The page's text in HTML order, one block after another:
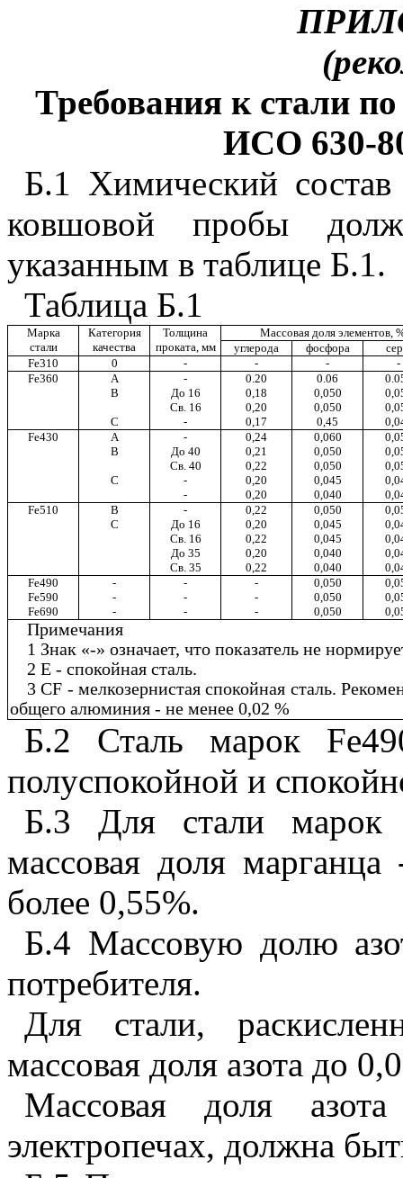
Требования к стали
ИСО 630-
Б.1 Химический
ковшовой пробы
указанным в таблице Б.1.
Таблица Б.1
Марка Категория Толщина
Массовая доля элементов,
стали
качества проката, мм углерода фосфора
Fe310
0 - - -
-
Fe360
A - 0.20 0.06
B
До 16 0,18 0,050
Св. 16
0,20 0,050
С
- 0,17 0,45
Fe430
A - 0 24 0,060
B
До 40 0,21 0,050
Св. 40
0,22 0,050
C
- 0,20 0,045
-
0,20 0,040
Fe510 B - 0,22 0,050
C
До 16 0,20 0,045
Св. 16
0,22 0,045
До 35
0,20 0,040
Св. 35
0,22 0,040
Fe490
- - - 0 050
Fe590
- - - 0 050
Fe690
- - - 0 050
Примечания
1 Знак «-» означает, что показатель не
2 Е - спокойная сталь.
3CF - мелкозернистая спокойная сталь.
общего алюминия - не менее 0,02 %
Б.2 Сталь марок Fe
полуспокойной и
Б.3 Для стали
массовая доля
более 0,55%.
Б.4 Массовую долю
потребителя.
Для стали,
массовая доля азота до
Массовая доля
электропечах, должна